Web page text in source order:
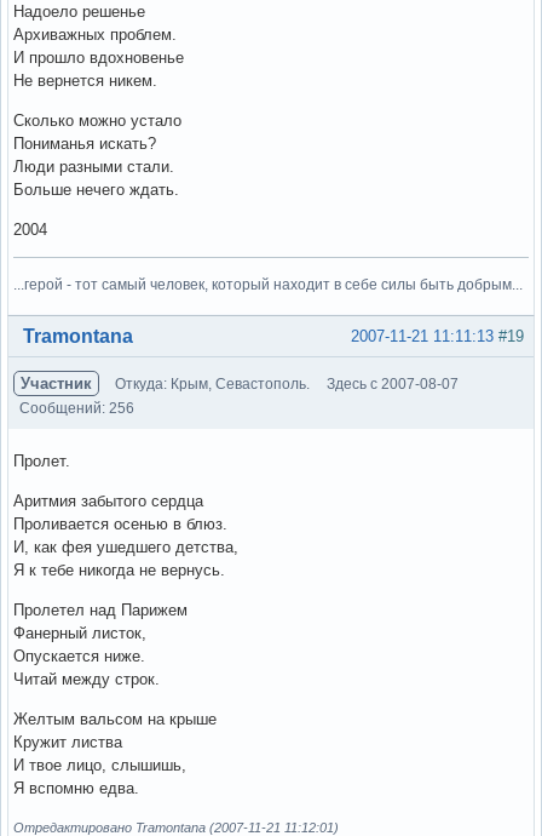
Надоело решенье
Архиважных проблем.
И прошло вдохновенье
Не вернется никем.
Сколько можно устало
Пониманья искать?
Люди разными стали.
Больше нечего ждать.
2004
...герой - тот самый человек, который находит в себе силы быть добрым...
Вне форума #19
2007-11-21 11:11:13
Tramontana
Участник Откуда: Крым, Севастополь.
Здесь с 2007-08-07
Сообщений: 256
Пролет.
Аритмия забытого сердца
Проливается осенью в блюз.
И, как фея ушедшего детства,
Я к тебе никогда не вернусь.
Пролетел над Парижем
Фанерный листок,
Опускается ниже.
Читай между строк.
Желтым вальсом на крыше
Кружит листва
И твое лицо, слышишь,
Я вспомню едва.
Отредактировано Tramontana (2007-11-21 11:12:01)